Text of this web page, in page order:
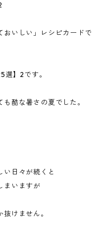
おいしい」レシピカードで
】2です。
酷な暑さの夏でした。
い日々が続くと
まいますが
けません。